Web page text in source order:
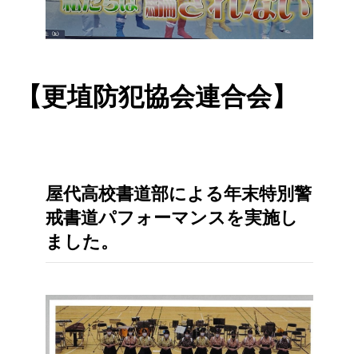
【更埴防犯協会連合会】
屋代高校書道部による年末特別警
戒書道パフォーマンスを実施し
ました。